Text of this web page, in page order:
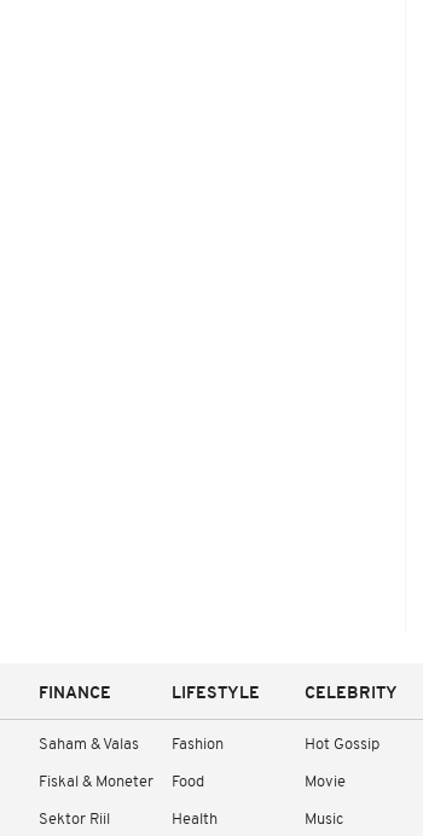
FINANCE
Saham & Valas
Fiskal & Moneter
Sektor Riil
LIFESTYLE
Fashion
Food
Health
CELEBRITY
Hot Gossip
Movie
Music